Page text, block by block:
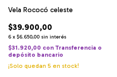
Vela Rococó celeste
$39.900,00
6 x $6.650,00 sin interés
$31.920,00 con Transferencia o
depósito bancario
¡Solo quedan 5 en stock!